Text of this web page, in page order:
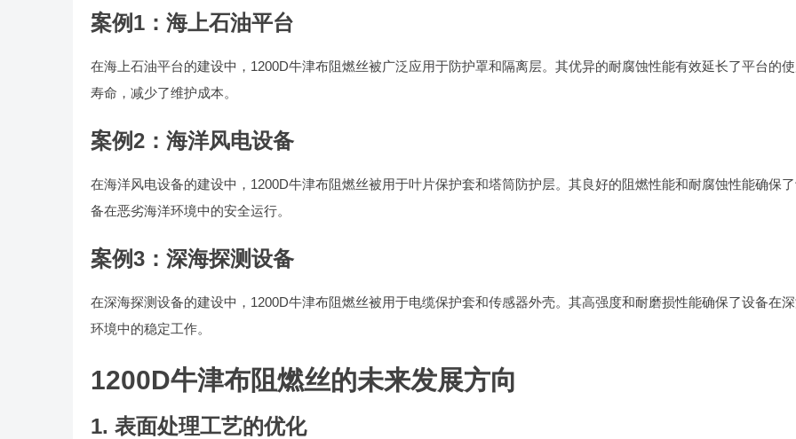
案例1：海上石油平台
在海上石油平台的建设中，1200D牛津布阻燃丝被广泛应用于防护罩和隔离层。其优异的耐腐蚀性能有效延长了平台的
寿命，减少了维护成本。
案例2：海洋风电设备
在海洋风电设备的建设中，1200D牛津布阻燃丝被用于叶片保护套和塔筒防护层。其良好的阻燃性能和耐腐蚀性能确保
备在恶劣海洋环境中的安全运行。
案例3：深海探测设备
在深海探测设备的建设中，1200D牛津布阻燃丝被用于电缆保护套和传感器外壳。其高强度和耐磨损性能确保了设备在
环境中的稳定工作。
1200D牛津布阻燃丝的未来发展方向
1. 表面处理工艺的优化